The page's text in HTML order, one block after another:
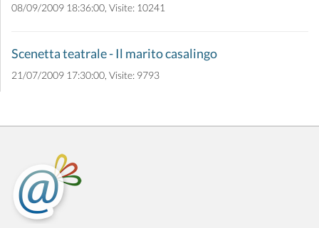
08/09/2009 18:36:00, Visite: 10241
Scenetta teatrale - Il marito casalingo
21/07/2009 17:30:00, Visite: 9793